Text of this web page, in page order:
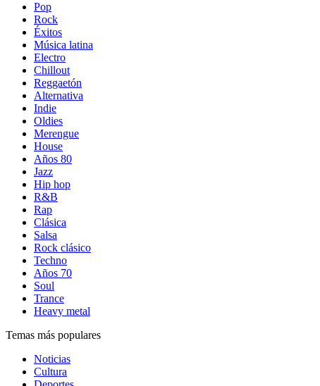
Pop
Rock
Éxitos
Música latina
Electro
Chillout
Reggaetón
Alternativa
Indie
Oldies
Merengue
House
Años 80
Jazz
Hip hop
R&B
Rap
Clásica
Salsa
Rock clásico
Techno
Años 70
Soul
Trance
Heavy metal
Temas más populares
Noticias
Cultura